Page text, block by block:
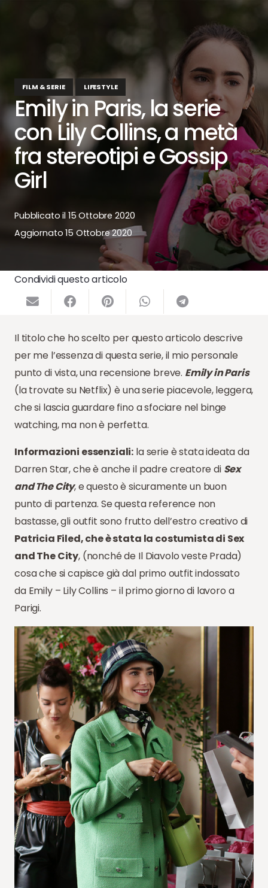
FILM & SERIE LIFESTYLE
Emily in Paris, la serie
con Lily Collins, a metà
fra stereotipi e Gossip
Girl
Pubblicato il 15 Ottobre 2020
Aggiornato15 Ottobre 2020
Condividi questo articolo
Il titolo che ho scelto per questo articolo descrive
per me l’essenza di questa serie, il mio personale
punto di vista, una recensione breve. Emily in Paris
(la trovate su Netflix) è una serie piacevole, leggera,
che si lascia guardare fino a sfociare nel binge
watching, ma non è perfetta.
Informazioni essenziali: la serie è stata ideata da
Darren Star, che è anche il padre creatore di Sex
and The City, e questo è sicuramente un buon
punto di partenza. Se questa reference non
bastasse, gli outfit sono frutto dell’estro creativo di
Patricia Filed, che è stata la costumista di Sex
and The City, (nonché de Il Diavolo veste Prada)
cosa che si capisce già dal primo outfit indossato
da Emily – Lily Collins – il primo giorno di lavoro a
Parigi.